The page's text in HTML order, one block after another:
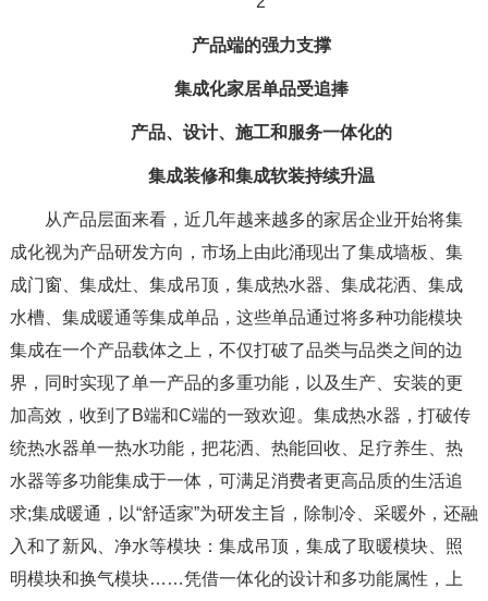
产品端的强力支撑
集成化家居单品受追捧
产品、设计、施工和服务一体化的
集成装修和集成软装持续升温
从产品层面来看，近几年越来越多的家居企业开始将集
成化视为产品研发方向，市场上由此涌现出了集成墙板、集
成门窗、集成灶、集成吊顶，集成热水器、集成花洒、集成
水槽、集成暖通等集成单品，这些单品通过将多种功能模块
集成在一个产品载体之上，不仅打破了品类与品类之间的边
界，同时实现了单一产品的多重功能，以及生产、安装的更
加高效，收到了B端和C端的一致欢迎。集成热水器，打破传
统热水器单一热水功能，把花洒、热能回收、足疗养生、热
水器等多功能集成于一体，可满足消费者更高品质的生活追
求;集成暖通，以“舒适家”为研发主旨，除制冷、采暖外，还融
入和了新风、净水等模块：集成吊顶，集成了取暖模块、照
明模块和换气模块……凭借一体化的设计和多功能属性，上